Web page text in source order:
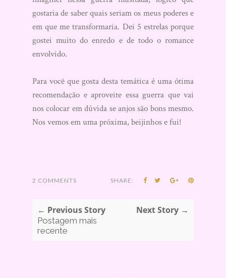
gostaria de saber quais seriam os meus poderes e
em que me transformaria. Dei 5 estrelas porque
gostei muito do enredo e de todo o romance
envolvido.
Para você que gosta desta temática é uma ótima
recomendação e aproveite essa guerra que vai
nos colocar em dúvida se anjos são bons mesmo.
Nos vemos em uma próxima, beijinhos e fui!
2 COMMENTS SHARE:
← Previous Story
Postagem mais
recente
Next Story →